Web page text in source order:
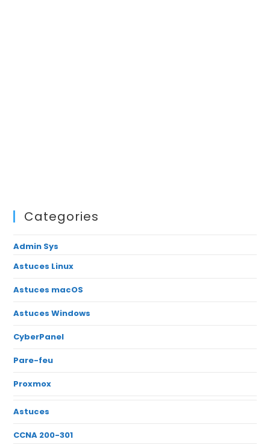
Categories
Admin Sys
Astuces Linux
Astuces macOS
Astuces Windows
CyberPanel
Pare-feu
Proxmox
Astuces
CCNA 200-301